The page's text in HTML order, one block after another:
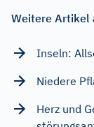
Weitere Artikel
Inseln:
Niedere
Herz und